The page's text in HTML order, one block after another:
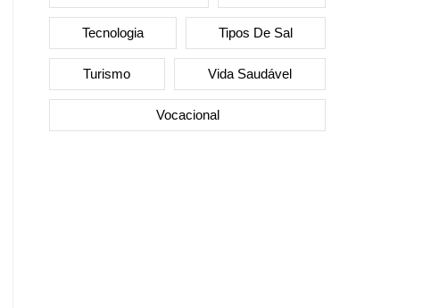
Tecnologia Tipos De Sal
Turismo Vida Saudável
Vocacional